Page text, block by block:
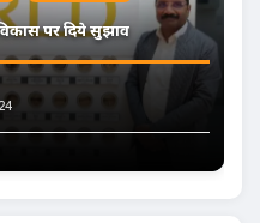
पर दिये सुझाव